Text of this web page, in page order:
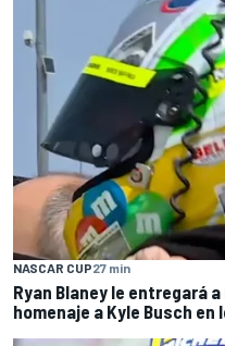
NASCAR CUP27 min
Ryan Blaney le entregará
homenaje a Kyle Busch en